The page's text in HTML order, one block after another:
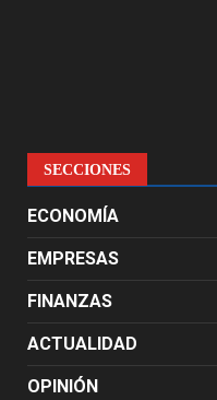
SECCIONES
ECONOMÍA
EMPRESAS
FINANZAS
ACTUALIDAD
OPINIÓN